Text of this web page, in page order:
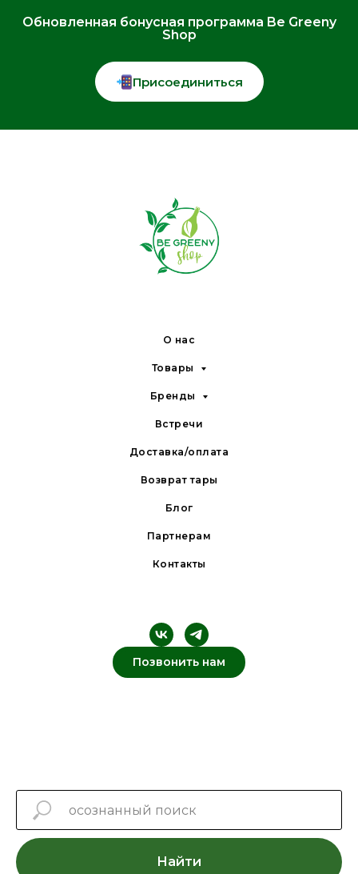
Обновленная бонусная программа Be Greeny
Shop
Присоединиться
О нас
Товары
Бренды
Встречи
Доставка/оплата
Возврат тары
Блог
Партнерам
Контакты
Позвонить нам
Найти